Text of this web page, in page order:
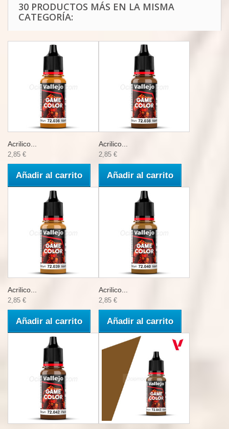
30 PRODUCTOS MÁS EN LA MISMA
CATEGORÍA:
Acrilico...
2,85 €
Añadir al carrito
Acrilico...
2,85 €
Añadir al carrito
Acrilico...
2,85 €
Añadir al carrito
Acrilico...
2,85 €
Añadir al carrito